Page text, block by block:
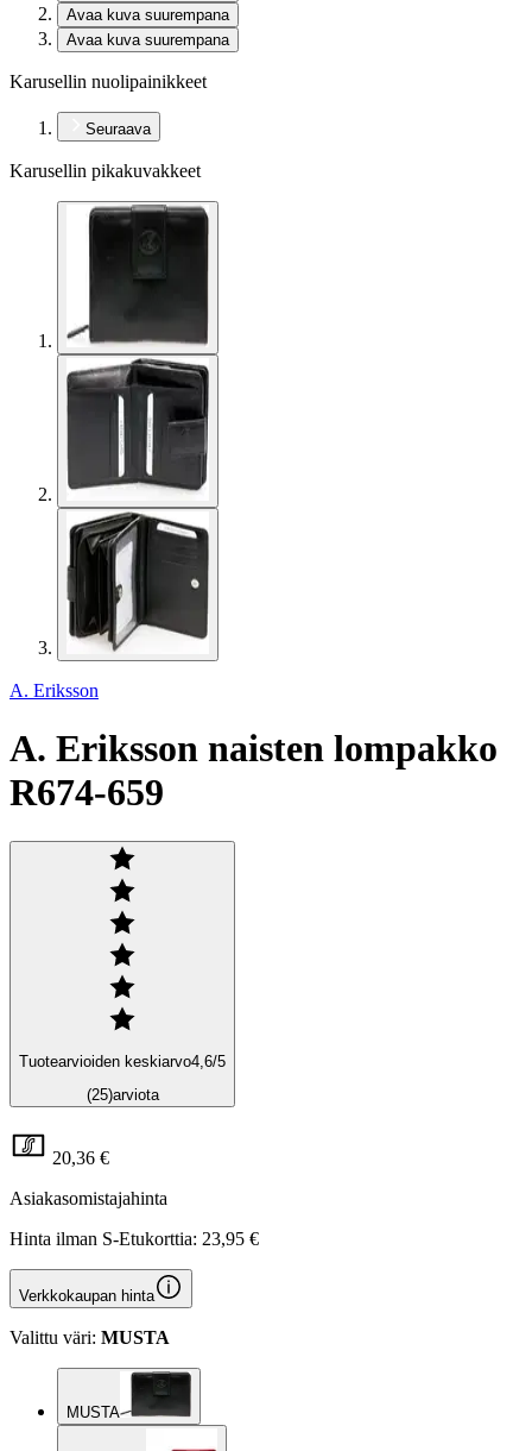
Avaa kuva suurempana
Avaa kuva suurempana
Karusellin nuolipainikkeet
Seuraava
Karusellin pikakuvakkeet
A. Eriksson
A. Eriksson naisten lompakko
R674-659
Tuotearvioiden keskiarvo4,6/5
(25)arviota
20,36 €
Asiakasomistajahinta
Hinta ilman S-Etukorttia: 23,95 €
Verkkokaupan hinta
Valittu väri: MUSTA
MUSTA